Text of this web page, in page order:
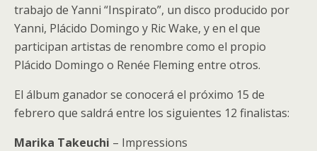
trabajo de Yanni “Inspirato”, un disco producido por
Yanni, Plácido Domingo y Ric Wake, y en el que
participan artistas de renombre como el propio
Plácido Domingo o Renée Fleming entre otros.
El álbum ganador se conocerá el próximo 15 de
febrero que saldrá entre los siguientes 12 finalistas:
Marika Takeuchi – Impressions